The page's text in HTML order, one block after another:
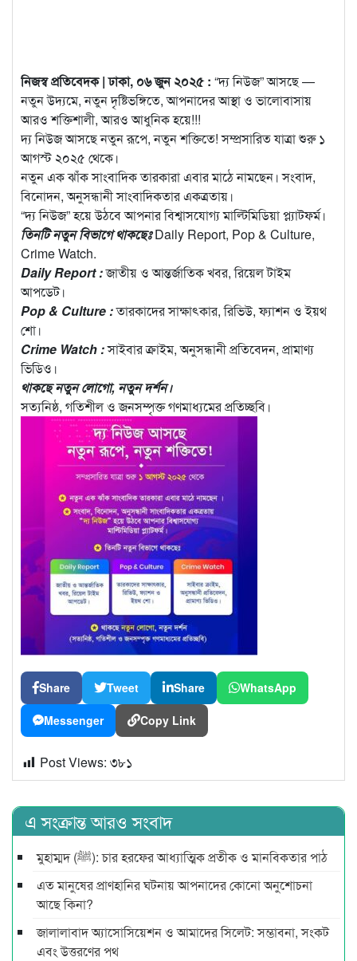
নিজস্ব প্রতিবেদক | ঢাকা, ০৬ জুন ২০২৫ : “দ্য নিউজ” আসছে —
নতুন উদ্যমে, নতুন দৃষ্টিভঙ্গিতে, আপনাদের আস্থা ও ভালোবাসায়
আরও শক্তিশালী, আরও আধুনিক হয়ে!!!
দ্য নিউজ আসছে নতুন রূপে, নতুন শক্তিতে! সম্প্রসারিত যাত্রা শুরু ১
আগস্ট ২০২৫ থেকে।
নতুন এক ঝাঁক সাংবাদিক তারকারা এবার মাঠে নামছেন। সংবাদ,
বিনোদন, অনুসন্ধানী সাংবাদিকতার একত্রতায়।
“দ্য নিউজ” হয়ে উঠবে আপনার বিশ্বাসযোগ্য মাল্টিমিডিয়া প্ল্যাটফর্ম।
তিনটি নতুন বিভাগে থাকছেঃDaily Report, Pop & Culture,
Crime Watch.
Daily Report :জাতীয় ও আন্তর্জাতিক খবর, রিয়েল টাইম
আপডেট।
Pop & Culture :তারকাদের সাক্ষাৎকার, রিভিউ, ফ্যাশন ও ইয়থ
শো।
Crime Watch :সাইবার ক্রাইম, অনুসন্ধানী প্রতিবেদন, প্রামাণ্য
ভিডিও।
থাকছে নতুন লোগো, নতুন দর্শন।
সত্যনিষ্ঠ, গতিশীল ও জনসম্পৃক্ত গণমাধ্যমের প্রতিচ্ছবি।
Share Tweet Share WhatsApp
Messenger Copy Link
Post Views: ৩৮১
এ সংক্রান্ত আরও সংবাদ
মুহাম্মদ (ﷺ): চার হরফের আধ্যাত্মিক প্রতীক ও মানবিকতার পাঠ
এত মানুষের প্রাণহানির ঘটনায় আপনাদের কোনো অনুশোচনা
আছে কিনা?
জালালাবাদ অ্যাসোসিয়েশন ও আমাদের সিলেট: সম্ভাবনা, সংকট
এবং উত্তরণের পথ